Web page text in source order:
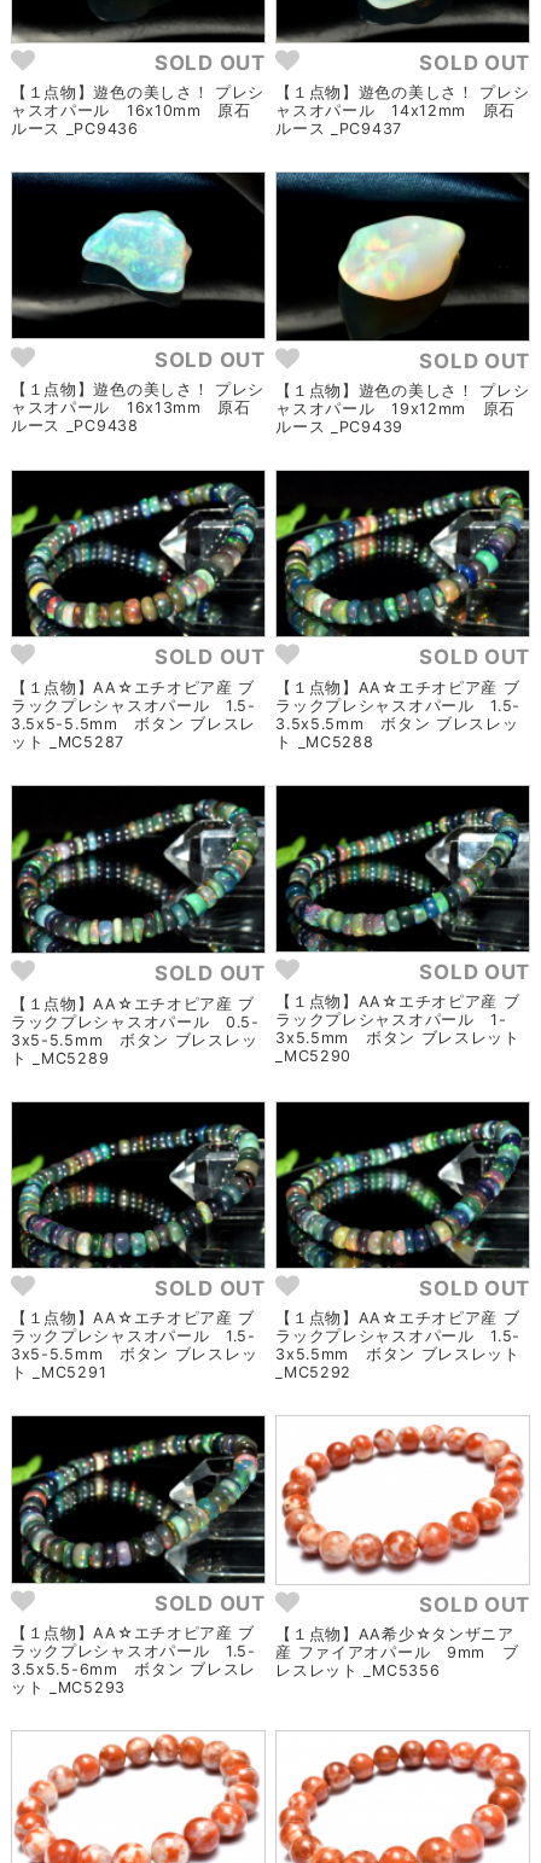
SOLD OUT
【１点物】遊色の美しさ！ プレシ
ャスオパール 16x10mm 原石
ルース _PC9436
SOLD OUT
【１点物】遊色の美しさ！ プレシ
ャスオパール 14x12mm 原石
ルース _PC9437
SOLD OUT
【１点物】遊色の美しさ！ プレシ
ャスオパール 16x13mm 原石
ルース _PC9438
SOLD OUT
【１点物】遊色の美しさ！ プレシ
ャスオパール 19x12mm 原石
ルース _PC9439
SOLD OUT
【１点物】AA☆エチオピア産 ブ
ラックプレシャスオパール 1.5-
3.5x5-5.5mm ボタン ブレスレ
ット _MC5287
SOLD OUT
【１点物】AA☆エチオピア産 ブ
ラックプレシャスオパール 1.5-
3.5x5.5mm ボタン ブレスレッ
ト _MC5288
SOLD OUT
【１点物】AA☆エチオピア産 ブ
ラックプレシャスオパール 0.5-
3x5-5.5mm ボタン ブレスレッ
ト _MC5289
SOLD OUT
【１点物】AA☆エチオピア産 ブ
ラックプレシャスオパール 1-
3x5.5mm ボタン ブレスレット
_MC5290
SOLD OUT
【１点物】AA☆エチオピア産 ブ
ラックプレシャスオパール 1.5-
3x5-5.5mm ボタン ブレスレッ
ト _MC5291
SOLD OUT
【１点物】AA☆エチオピア産 ブ
ラックプレシャスオパール 1.5-
3x5.5mm ボタン ブレスレット
_MC5292
SOLD OUT
【１点物】AA☆エチオピア産 ブ
ラックプレシャスオパール 1.5-
3.5x5.5-6mm ボタン ブレスレ
ット _MC5293
SOLD OUT
【１点物】AA希少☆タンザニア
産 ファイアオパール 9mm ブ
レスレット _MC5356